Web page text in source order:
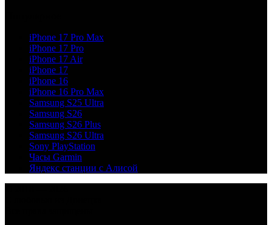
iPhone 17 Pro Max
iPhone 17 Pro
iPhone 17 Air
iPhone 17
iPhone 16
iPhone 16 Pro Max
Samsung S25 Ultra
Samsung S26
Samsung S26 Plus
Samsung S26 Ultra
Sony PlayStation
Часы Garmin
Яндекс станции с Алисой